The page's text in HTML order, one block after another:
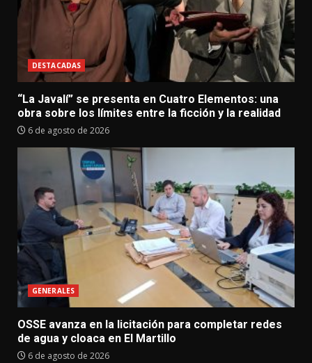
DESTACADAS
“La Javalí” se presenta en Cuatro Elementos: una
obra sobre los límites entre la ficción y la realidad
6 de agosto de 2026
GENERALES
OSSE avanza en la licitación para completar redes
de agua y cloaca en El Martillo
6 de agosto de 2026